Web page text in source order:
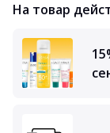
На товар